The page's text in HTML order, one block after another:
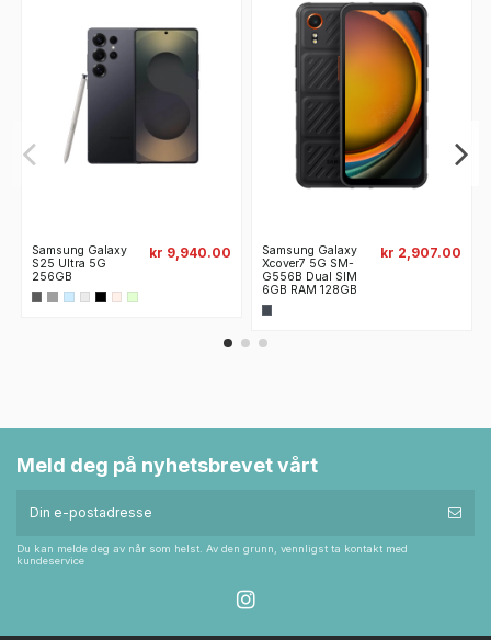
Samsung Galaxy
S25 Ultra 5G
256GB
kr 9,940.00
Samsung Galaxy
Xcover7 5G SM-
G556B Dual SIM
6GB RAM 128GB
kr 2,907.00
Meld deg på nyhetsbrevet vårt
Du kan melde deg av når som helst. Av den grunn, vennligst ta kontakt med
kundeservice